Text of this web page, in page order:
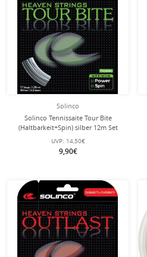
Solinco
Solinco Tennissaite Tour Bite
(Haltbarkeit+Spin) silber 12m Set
UVP: 14,50€
9,90€